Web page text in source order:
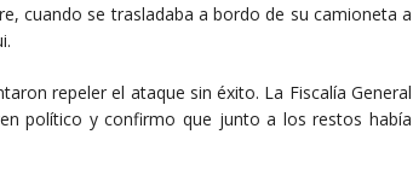
cuando se trasladaba a bordo de su camioneta a
repeler el ataque sin éxito. La Fiscalía General
político y confirmo que junto a los restos había